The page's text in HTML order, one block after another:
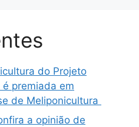
do Projeto
premiada em
de Meliponicultura
a opinião de